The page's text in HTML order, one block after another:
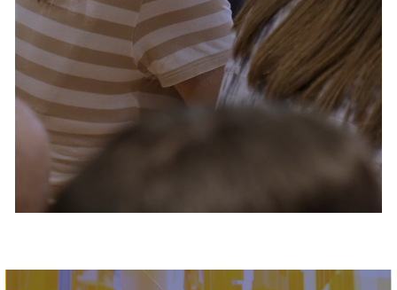
Servizi e accessibilità
Contatti
FAQ
Biglietti
Immagine